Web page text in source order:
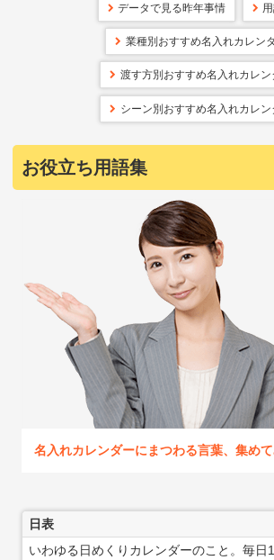
データで見る昨年事情
業種別おすすめ名入れカレン
渡す方別おすすめ名入れカレン
シーン別おすすめ名入れカレン
お役立ち用語集
名入れカレンダーにまつわる言葉、集めて
日表
いわゆる日めくりカレンダーのこと。毎日